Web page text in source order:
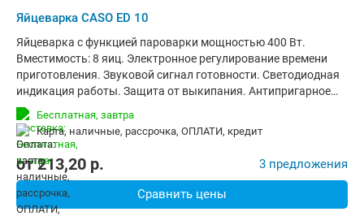
Яйцеварка CASO ED 10
Яйцеварка с функцией пароварки мощностью 400 Вт.
Вместимость: 8 яиц. Электронное регулирование времени
приготовления. Звуковой сигнал готовности. Светодиодная
индикация работы. Защита от выкипания. Антипригарное
покрытие варочной емкости. Съемная подставка для яиц.
Держатель для приготовления на пару. Мерный стаканчик с
приспособлением для накалывания яиц. Размеры:
17.1x17.1x22.5 см. Вес: 1.38 кг.
Бесплатная, завтра
карта, наличные, рассрочка, ОПЛАТИ, кредит
от213,20 p. 3 предложения
Сравнить цены